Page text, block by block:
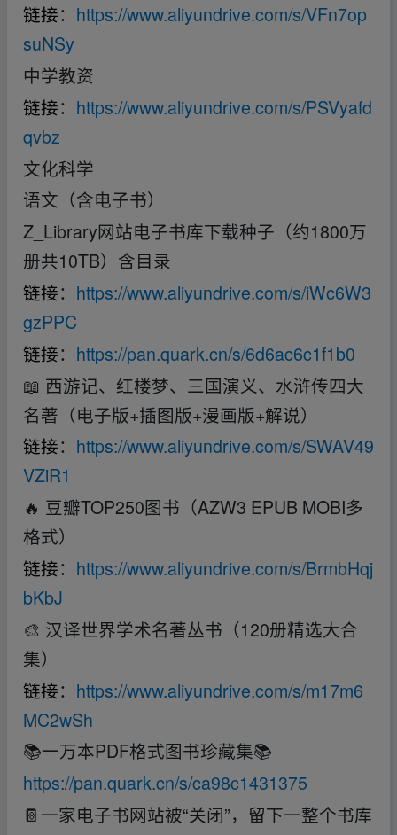
链接： https://www.aliyundrive.com/s/VFn7op
suNSy
中学教资
链接： https://www.aliyundrive.com/s/PSVyafd
qvbz
文化科学
语文（含电子书）
Z_Library网站电子书库下载种子（约1800万
册共10TB）含目录
链接： https://www.aliyundrive.com/s/iWc6W3
gzPPC
链接： https://pan.quark.cn/s/6d6ac6c1f1b0
📖 西游记、红楼梦、三国演义、水浒传四大
名著（电子版+插图版+漫画版+解说）
链接： https://www.aliyundrive.com/s/SWAV49
VZiR1
🔥 豆瓣TOP250图书（AZW3 EPUB MOBI多
格式）
链接： https://www.aliyundrive.com/s/BrmbHqj
bKbJ
🎨 汉译世界学术名著丛书（120册精选大合
集）
链接： https://www.aliyundrive.com/s/m17m6
MC2wSh
📚一万本PDF格式图书珍藏集📚
https://pan.quark.cn/s/ca98c1431375
📔一家电子书网站被“关闭”，留下一整个书库